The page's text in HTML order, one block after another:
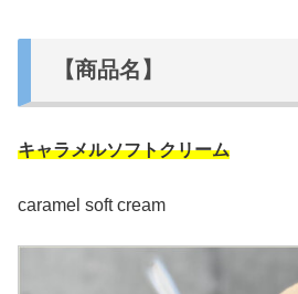
【商品名】
キャラメルソフトクリーム
caramel soft cream